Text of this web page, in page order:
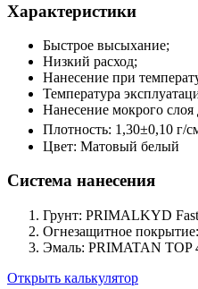
Характеристики
Быстрое высыхание;
Низкий расход;
Нанесение при
Температура
Нанесение мокрого
Плотность: 1,30±0,10 г/
Цвет: Матовый белый
Система нанесения
Грунт: PRIMALKYD
Огнезащитное
Эмаль: PRIMATAN TOP
Открыть калькулятор